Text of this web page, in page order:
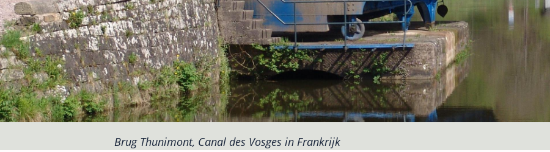
Brug Thunimont, Canal des Vosges in Frankrijk